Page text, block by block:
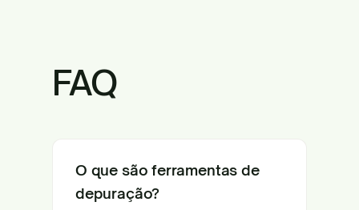
FAQ
O que são ferramentas de
depuração?